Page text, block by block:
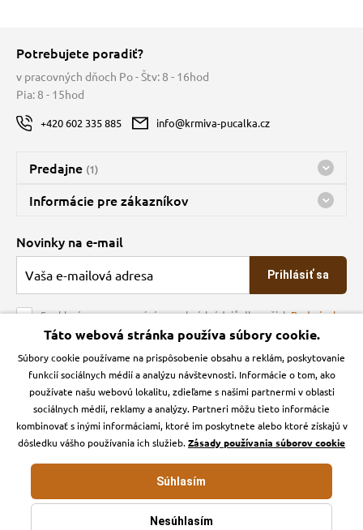
Potrebujete poradiť?
v pracovných dňoch Po - Štv: 8 - 16hod
Pia: 8 - 15hod
+420 602 335 885 info@krmiva-pucalka.cz
Predajne (1)
Predajňa a sklad Kbely
Bohužiaľ, momentálne máme zatvorené
Informácie pre zákazníkov
O spoločnosti
Veľkoobchod
Obchodné podmienky
Kontakt
Podmienky ochrany osobných údajov
Zásady používanie cookies a Google Analytics
Novinky na e-mail
Prihlásiť sa
Souhlasím se zpracováním osobních údajů dle našichPodmínek
ochrany osobních údajů
Krmiva Pučálka na sociálnych sieťach
Instagran Facebook
E-shop vytvorila
Táto webová stránka používa súbory cookie.
Súbory cookie používame na prispôsobenie obsahu a reklám, poskytovanie
funkcií sociálnych médií a analýzu návštevnosti. Informácie o tom, ako
používate našu webovú lokalitu, zdieľame s našimi partnermi v oblasti
sociálnych médií, reklamy a analýzy. Partneri môžu tieto informácie
kombinovať s inými informáciami, ktoré im poskytnete alebo ktoré získajú v
dôsledku vášho používania ich služieb.Zásady používania súborov cookie
Nesúhlasím
Súhlasím